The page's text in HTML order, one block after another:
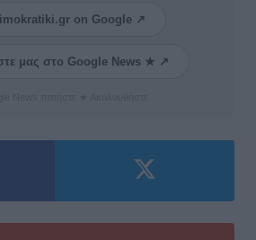
on Google ↗
μας στο Google News ★ ↗